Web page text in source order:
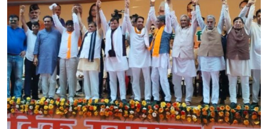
o
o
k
A
p
p
a
m
g
er